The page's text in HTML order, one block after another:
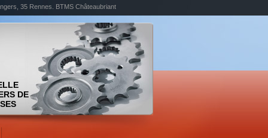
35 Rennes. BTMS Châteaubriant
DE